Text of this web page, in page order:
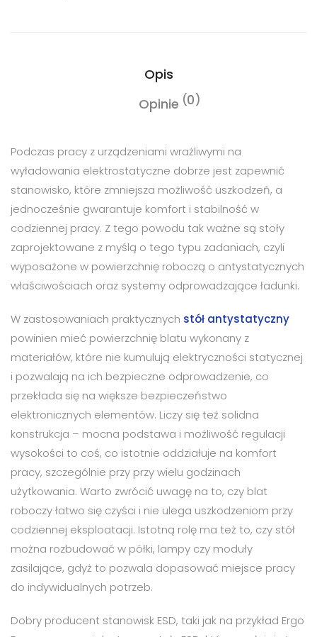
Opis
Opinie 0
Podczas pracy z urządzeniami wrażliwymi na
wyładowania elektrostatyczne dobrze jest zapewnić
stanowisko, które zmniejsza możliwość uszkodzeń, a
jednocześnie gwarantuje komfort i stabilność w
codziennej pracy. Z tego powodu tak ważne są stoły
zaprojektowane z myślą o tego typu zadaniach, czyli
wyposażone w powierzchnię roboczą o antystatycznych
właściwościach oraz systemy odprowadzające ładunki.
W zastosowaniach praktycznych stół antystatyczny
powinien mieć powierzchnię blatu wykonany z
materiałów, które nie kumulują elektryczności statycznej
i pozwalają na ich bezpieczne odprowadzenie, co
przekłada się na większe bezpieczeństwo
elektronicznych elementów. Liczy się też solidna
konstrukcja – mocna podstawa i możliwość regulacji
wysokości to coś, co istotnie oddziałuje na komfort
pracy, szczególnie przy przy wielu godzinach
użytkowania. Warto zwrócić uwagę na to, czy blat
roboczy łatwo się czyści i nie ulega uszkodzeniom przy
codziennej eksploatacji. Istotną rolę ma też to, czy stół
można rozbudować w półki, lampy czy moduły
zasilające, gdyż to pozwala dopasować miejsce pracy
do indywidualnych potrzeb.
Dobry producent stanowisk ESD, taki jak na przykład Ergo